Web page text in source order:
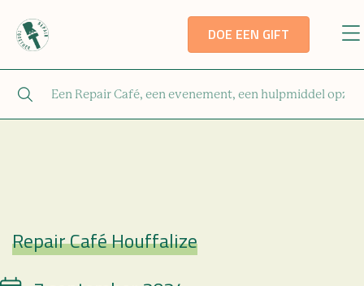
DOE EEN GIFT
Repair Café
Repair Café Houffalize